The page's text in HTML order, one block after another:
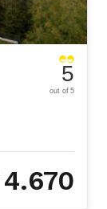
5
out of 5
4.670